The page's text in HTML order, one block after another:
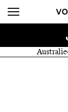
Australie